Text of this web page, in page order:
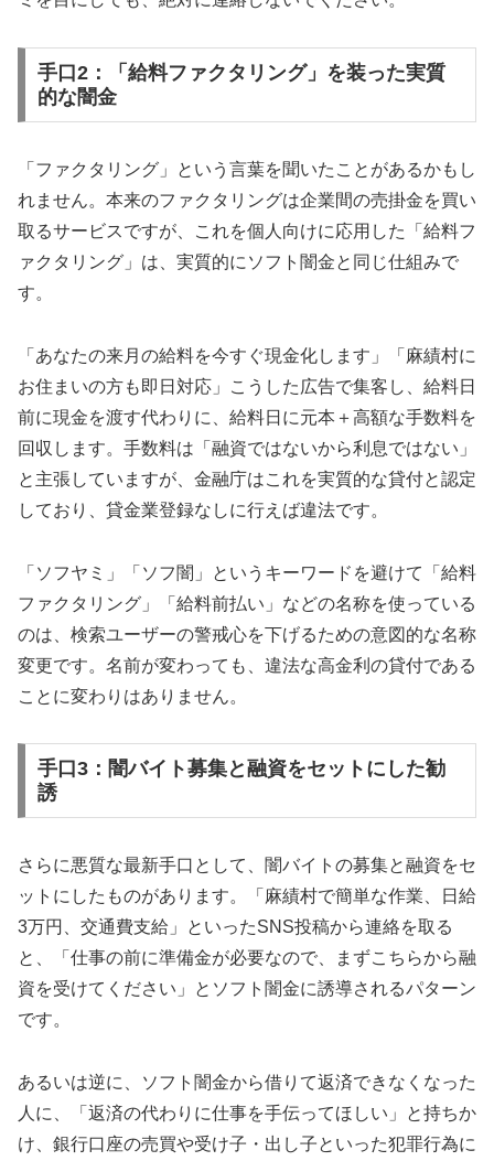
手口2：「給料ファクタリング」を装った実質
的な闇金
「ファクタリング」という言葉を聞いたことがあるかもし
れません。本来のファクタリングは企業間の売掛金を買い
取るサービスですが、これを個人向けに応用した「給料フ
ァクタリング」は、実質的にソフト闇金と同じ仕組みで
す。
「あなたの来月の給料を今すぐ現金化します」「麻績村に
お住まいの方も即日対応」こうした広告で集客し、給料日
前に現金を渡す代わりに、給料日に元本＋高額な手数料を
回収します。手数料は「融資ではないから利息ではない」
と主張していますが、金融庁はこれを実質的な貸付と認定
しており、貸金業登録なしに行えば違法です。
「ソフヤミ」「ソフ闇」というキーワードを避けて「給料
ファクタリング」「給料前払い」などの名称を使っている
のは、検索ユーザーの警戒心を下げるための意図的な名称
変更です。名前が変わっても、違法な高金利の貸付である
ことに変わりはありません。
手口3：闇バイト募集と融資をセットにした勧
誘
さらに悪質な最新手口として、闇バイトの募集と融資をセ
ットにしたものがあります。「麻績村で簡単な作業、日給
3万円、交通費支給」といったSNS投稿から連絡を取る
と、「仕事の前に準備金が必要なので、まずこちらから融
資を受けてください」とソフト闇金に誘導されるパターン
です。
あるいは逆に、ソフト闇金から借りて返済できなくなった
人に、「返済の代わりに仕事を手伝ってほしい」と持ちか
け、銀行口座の売買や受け子・出し子といった犯罪行為に